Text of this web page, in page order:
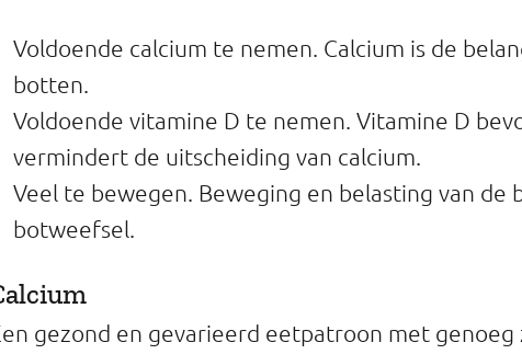
Voldoende calcium te nemen. Calcium is de
botten.
Voldoende vitamine D te nemen. Vitamine D
vermindert de uitscheiding van calcium.
Veel te bewegen. Beweging en belasting van
botweefsel.
gezond en gevarieerd eetpatroon met